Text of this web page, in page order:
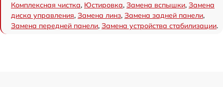
Комплексная чистка, Юстировка, Замена вспышки, Замена
диска управления, Замена линз, Замена задней панели,
Замена передней панели, Замена устройства стабилизации.